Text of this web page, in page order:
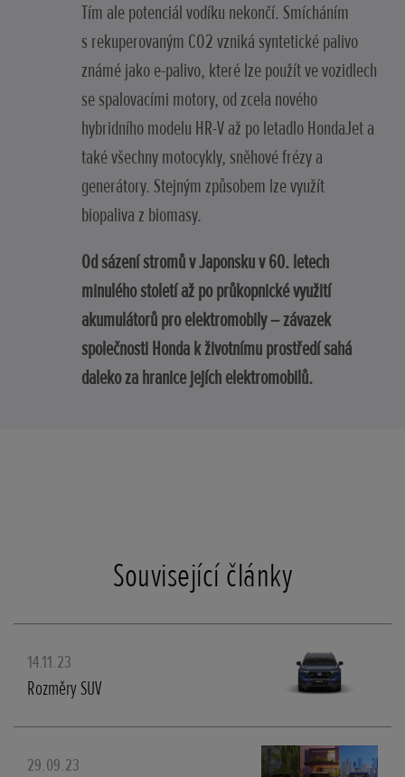
Tím ale potenciál vodíku nekončí. Smícháním
s rekuperovaným CO2 vzniká syntetické palivo
známé jako e-palivo, které lze použít ve vozidlech
se spalovacími motory, od zcela nového
hybridního modelu HR-V až po letadlo HondaJet a
také všechny motocykly, sněhové frézy a
generátory. Stejným způsobem lze využít
biopaliva z biomasy.
Od sázení stromů v Japonsku v 60. letech
minulého století až po průkopnické využití
akumulátorů pro elektromobily – závazek
společnosti Honda k životnímu prostředí sahá
daleko za hranice jejích elektromobilů.
Související články
14.11.23
Rozměry SUV
29.09.23